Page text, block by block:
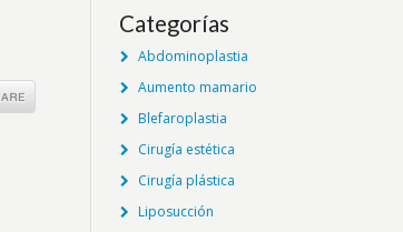
Categorías
Abdominoplastia
Aumento mamario
Blefaroplastia
Cirugía estética
Cirugía plástica
Liposucción